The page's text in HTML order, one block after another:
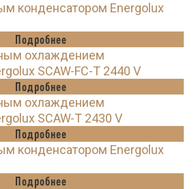
конденсатором Energolux
Подробнее
охлаждением
SCAW-FC-T 2440 V
Подробнее
охлаждением
SCAW-T 2430 V
Подробнее
конденсатором Energolux
Подробнее